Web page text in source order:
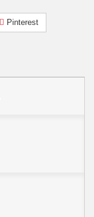
Pinterest